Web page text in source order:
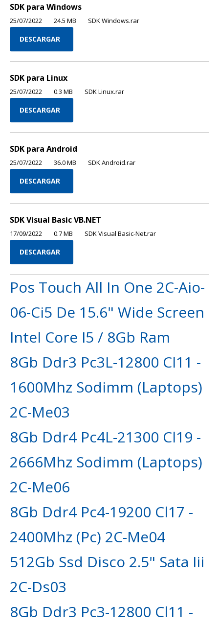
SDK para Windows
25/07/2022 24.5 MB SDK Windows.rar
DESCARGAR
SDK para Linux
25/07/2022 0.3 MB SDK Linux.rar
DESCARGAR
SDK para Android
25/07/2022 36.0 MB SDK Android.rar
DESCARGAR
SDK Visual Basic VB.NET
17/09/2022 0.7 MB SDK Visual Basic-Net.rar
DESCARGAR
Pos Touch All In One 2C-Aio-
06-Ci5 De 15.6" Wide Screen
Intel Core I5 / 8Gb Ram
8Gb Ddr3 Pc3L-12800 Cl11 -
1600Mhz Sodimm (Laptops)
2C-Me03
8Gb Ddr4 Pc4L-21300 Cl19 -
2666Mhz Sodimm (Laptops)
2C-Me06
8Gb Ddr4 Pc4-19200 Cl17 -
2400Mhz (Pc) 2C-Me04
512Gb Ssd Disco 2.5" Sata Iii
2C-Ds03
8Gb Ddr3 Pc3-12800 Cl11 -